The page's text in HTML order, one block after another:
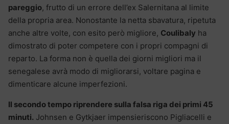
pareggio, frutto di un errore dell’ex Salernitana al limite
della propria area. Nonostante la netta sbavatura, ripetuta
anche altre volte, con esito però migliore, Coulibaly ha
dimostrato di poter competere con i propri compagni di
reparto. La forma non è quella dei giorni migliori ma il
senegalese avrà modo di migliorarsi, voltare pagina e
dimenticare alcune imperfezioni.
Il secondo tempo riprendere sulla falsa riga dei primi 45
minuti. Johnsen e Gytkjaer impensieriscono Pigliacelli e